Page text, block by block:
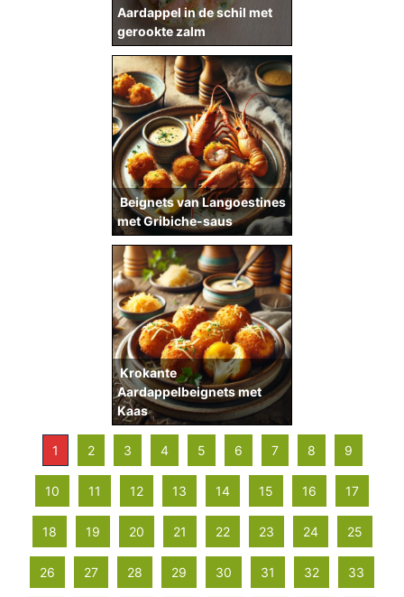
Beignets van Langoestines
met Gribiche-saus
Krokante
Aardappelbeignets met
Kaas
Aardappel in de schil met
gerookte zalm
1 2 3 4 5 6 7 8 9
10 11 12 13 14 15 16 17
18 19 20 21 22 23 24 25
26 27 28 29 30 31 32 33